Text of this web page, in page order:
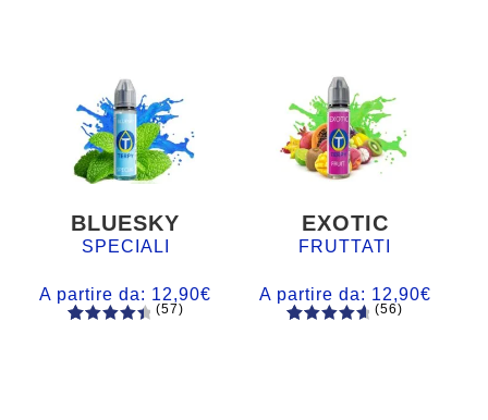
BLUESKY
SPECIALI
A partire da: 12,90€
(57)
EXOTIC
FRUTTATI
A partire da: 12,90€
(56)